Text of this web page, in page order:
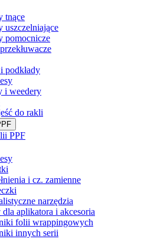
tnące
uszczelniające
pomocnicze
podkłady
i weedery
do rakli
PPF
i cz. zamienne
narzędzia
aplikatora i akcesoria
folii wrappingowych
innych serii